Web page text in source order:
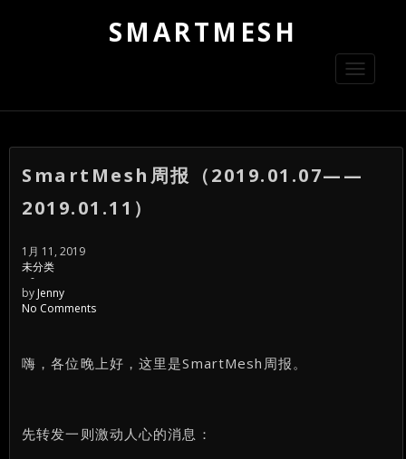
SMARTMESH
Toggle
SmartMesh周报（2019.01.07——
2019.01.11）
1月 11, 2019
未分类
-
by Jenny
No Comments
嗨，各位晚上好，这里是SmartMesh周报。
先转发一则激动人心的消息：